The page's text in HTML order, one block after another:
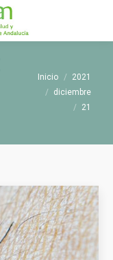
Estás aquí:
Inicio
2021
diciembre
21